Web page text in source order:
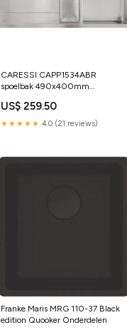
CARESSI CAPP1534ABR
spoelbak 490x400mm
auto-draft-fidelity-leeg
US$ 259.50
★★★★★ 4.0 (21 reviews)
Franke Maris MRG 110-37 Black
edition Quooker Onderdelen